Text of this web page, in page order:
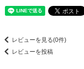
レビューを見る(0件)
レビューを投稿